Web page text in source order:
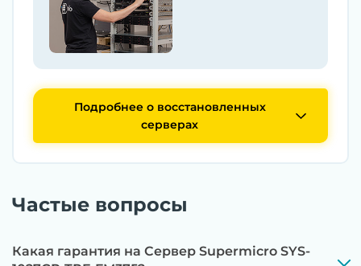
Подробнее о восстановленных
серверах
Частые вопросы
Какая гарантия на Сервер Supermicro SYS-